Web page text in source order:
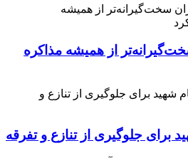
از همیشه مذاکره
برای جلوگیری از تنازع و تفرقه